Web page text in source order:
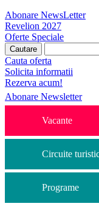
Abonare NewsLetter
Revelion 2027
Oferte Speciale
Cauta oferta
Solicita informatii
Rezerva acum!
Abonare Newsletter
Vacante
Circuite
Programe